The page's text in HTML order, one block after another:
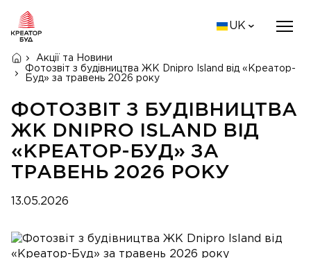
UK
Акції та Новини
Фотозвіт з будівництва ЖК Dnipro Island від «Креатор-
Буд» за травень 2026 року
ФОТОЗВІТ З БУДІВНИЦТВА
ЖК DNIPRO ISLAND ВІД
«КРЕАТОР-БУД» ЗА
ТРАВЕНЬ 2026 РОКУ
13.05.2026